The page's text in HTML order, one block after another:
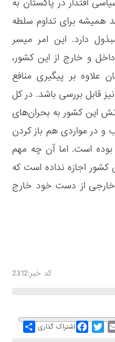
همیشه برای تداوم سلطه‌
دارد. این امر میسر
و خارج از این کشور،
علاوه بر پیگیری منافع
قابل بررسی باشد. در کل
این کشور به بحران‌های
و در مواردی هم باز کردن
بوده است. اما آن چه مهم
اجازه نداده است که
از دست خود خارج
کد خبر:2312
Share اشتراک گذاری
FacebookTwitter